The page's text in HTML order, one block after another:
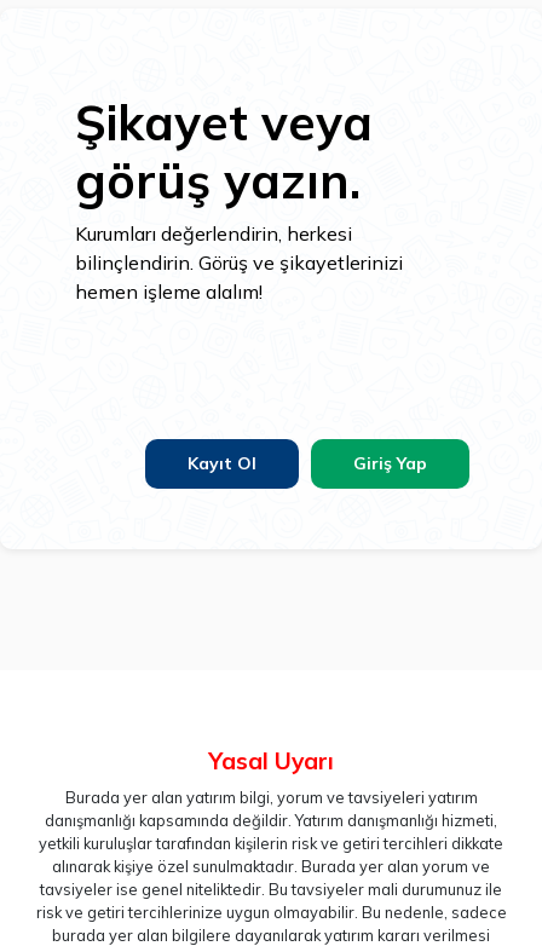
Şikayet veya
görüş yazın.
Kurumları değerlendirin, herkesi
bilinçlendirin. Görüş ve şikayetlerinizi
hemen işleme alalım!
Kayıt Ol Giriş Yap
Yasal Uyarı
Burada yer alan yatırım bilgi, yorum ve tavsiyeleri yatırım
danışmanlığı kapsamında değildir. Yatırım danışmanlığı hizmeti,
yetkili kuruluşlar tarafından kişilerin risk ve getiri tercihleri dikkate
alınarak kişiye özel sunulmaktadır. Burada yer alan yorum ve
tavsiyeler ise genel niteliktedir. Bu tavsiyeler mali durumunuz ile
risk ve getiri tercihlerinize uygun olmayabilir. Bu nedenle, sadece
burada yer alan bilgilere dayanılarak yatırım kararı verilmesi